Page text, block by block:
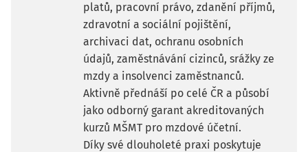
platů, pracovní právo, zdanění příjmů,
zdravotní a sociální pojištění,
archivaci dat, ochranu osobních
údajů, zaměstnávání cizinců, srážky ze
mzdy a insolvenci zaměstnanců.
Aktivně přednáší po celé ČR a působí
jako odborný garant akreditovaných
kurzů MŠMT pro mzdové účetní.
Díky své dlouholeté praxi poskytuje